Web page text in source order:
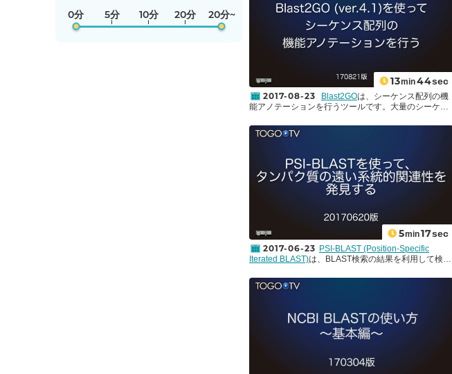
0分 5分 10分 20分 20分~
ェブブラウザ経由でBLAST検索を実行することができ
ます。しかしながら、実行速度が遅かったり、大量の
クエリには制限があったり、自分の望むデータベース
がなかったりする場合があります。また、まだ公開し
ていない配列データに対してBLAST検索を実行したい
マンドラインツールを提供しています(Local BLASTと
も呼ばれます)。これにより、サイズ、ボリューム、デ
ータベースの制限を受けることなく、自分のコンピュ
ータ上でBLAST検索を実行することができます。今回
検索を実行するためのその導入・準備編として、
13min44sec
2017-08-23 Blast2GOは、シーケンス配列の機
能アノテーションを行うツールです。大量のシーケン
テーションや、統計解析をすることができます。 本動
画では、サンプル配列
5min17sec
2017-06-23 PSI-BLAST (Position-Specific
Iterated BLAST)は、BLAST検索の結果を利用して検索
ても機能的に関連している配列を見つけ出すことがで
きる非常に強力な検索方法です。機能未知のアミノ酸
れます。しかし、ヒットしてきた配列に有用なアノテ
ーションが付いておらず、機能の推定が難しい場合が
あります。こんなときに、PSI-BLASTを試してみまし
ょう。PSI-BLASTではBLAST検索でヒットしてきた類
Specific Scoring Matrix)を作成して類縁のアミノ酸配